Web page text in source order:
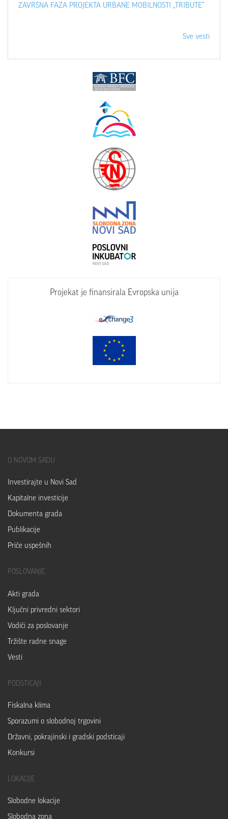
ZAVRŠNA FAZA PROJEKTA URBANE MOBILNOSTI „TRIBUTE“
Sve vesti
Projekat je finansirala Evropska unija
O NOVOM SADU
Investirajte u Novi Sad
Kapitalne investicije
Dokumenta grada
Publikacije
Priče uspešnih
POSLOVANJE
Akti grada
Ključni privredni sektori
Vodiči za poslovanje
Tržište radne snage
Vesti
PODSTICAJI
Fiskalna klima
Sporazumi o slobodnoj trgovini
Državni, pokrajinski i gradski podsticaji
Konkursi
LOKACIJE
Slobodne lokacije
Slobodna zona